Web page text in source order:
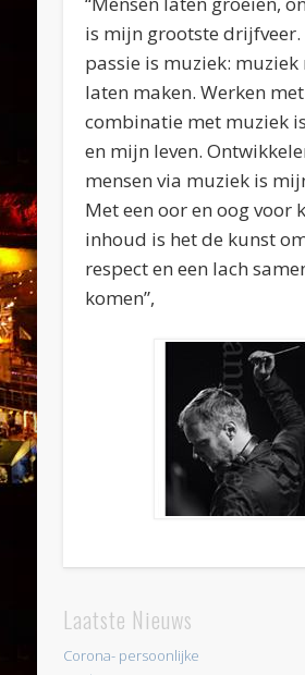
is mijn grootste
passie is muziek: muziek
laten maken. Werken
combinatie met muziek
en mijn leven.
mensen via muziek is
Met een oor en oog voor
inhoud is het de kunst
respect en een lach
komen”,
Laatste Nieuws
Corona- persoonlijke